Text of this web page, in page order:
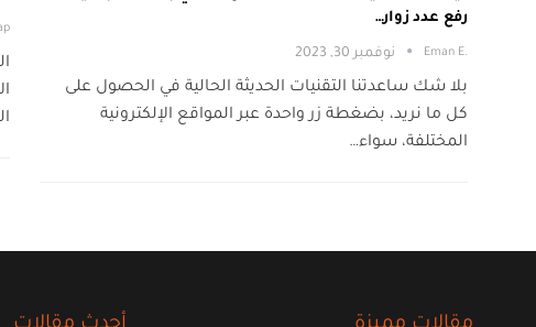
رفع عدد زوار…
.Eman E نوفمبر 30, 2023
بلا شك ساعدتنا التقنيات الحديثة الحالية في الحصول على
كل ما نريد، بضغطة زر واحدة عبر المواقع الإلكترونية
المختلفة، سواء…